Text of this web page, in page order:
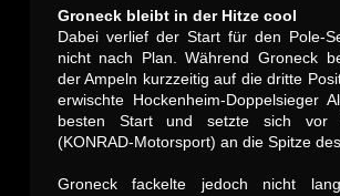
Groneck bleibt in der Hitze cool
Dabei verlief der Start für den Pole-
nicht nach Plan. Während Groneck
der Ampeln kurzzeitig auf die dritte
erwischte Hockenheim-Doppelsieger
besten Start und setzte sich vor
(KONRAD-Motorsport) an die Spitze
Groneck fackelte jedoch nicht